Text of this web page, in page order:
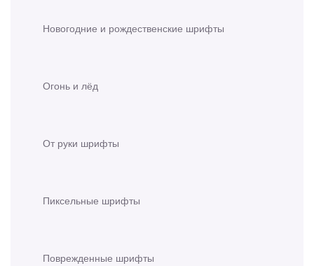
Новогодние и рождественские шрифты
Огонь и лёд
От руки шрифты
Пиксельные шрифты
Поврежденные шрифты